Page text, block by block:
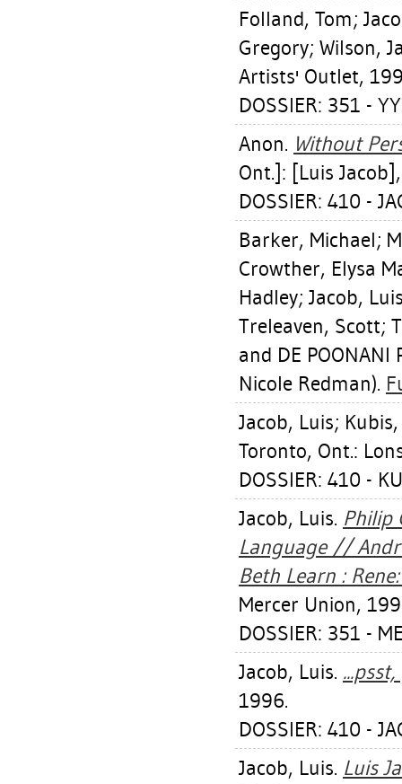
Folland, Tom;
Gregory; Wilson,
Artists' Outlet,
DOSSIER: 351 -
Anon. Without
Ont.]: [Luis
DOSSIER: 410 -
Barker, Michael;
Crowther, Elysa
Hadley; Jacob,
Treleaven, Scott;
and DE POONANI
Nicole Redman).
Jacob, Luis;
Toronto, Ont.:
DOSSIER: 410 -
Jacob, Luis. Philip
Language //
Beth Learn :
Mercer Union,
DOSSIER: 351 -
Jacob, Luis.
1996.
DOSSIER: 410 -
Jacob, Luis. Luis